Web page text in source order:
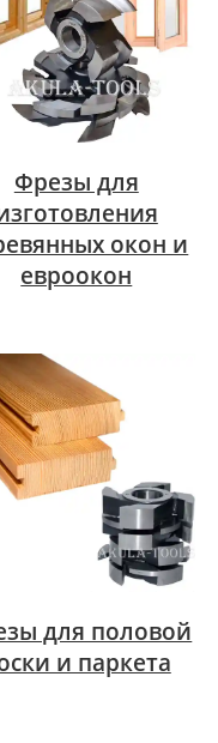
Фрезы для
окон и
евроокон
для половой
и паркета